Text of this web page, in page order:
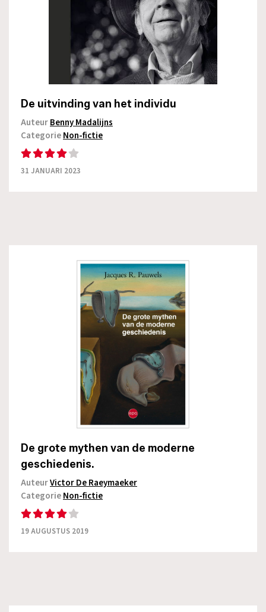
De uitvinding van het individu
AuteurBenny Madalijns
CategorieNon-fictie
31 JANUARI 2023
De grote mythen van de moderne
geschiedenis.
AuteurVictor De Raeymaeker
CategorieNon-fictie
19 AUGUSTUS 2019